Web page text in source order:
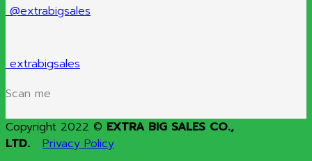
@extrabigsales
extrabigsales
Scan me
Copyright 2022 © EXTRA BIG SALES CO.,
LTD.
Privacy Policy